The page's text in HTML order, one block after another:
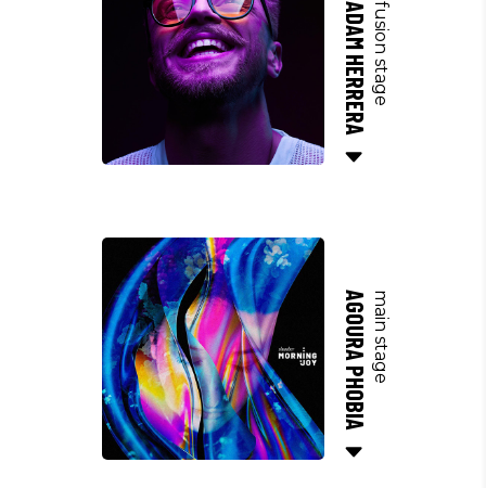
fusion stage
ADAM HERRERA
main stage
AGOURA PHOBIA